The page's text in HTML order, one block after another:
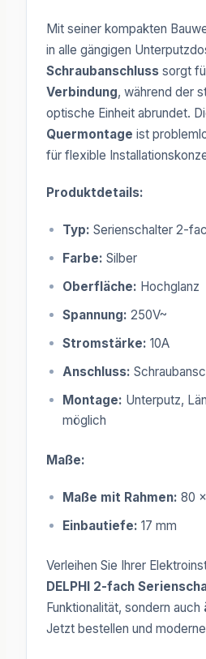
Mit seiner kompakten
in alle gängigen
Schraubanschluss sorgt
Verbindung, während der
optische Einheit abrundet.
Quermontage ist
für flexible
Produktdetails:
Typ: Serienschalter 2-
Farbe: Silber
Oberfläche: Hochglanz
Spannung: 250V~
Stromstärke: 10A
Anschluss:
Montage: Unterputz,
möglich
Maße:
Maße mit Rahmen: 80
Einbautiefe: 17 mm
Verleihen Sie Ihrer
DELPHI 2-fach
Funktionalität, sondern auch
Jetzt bestellen und